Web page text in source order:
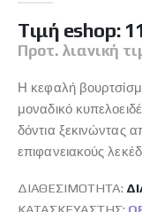
Tιμή eshop:
Προτ. λιανική
Η κεφαλή
μοναδικό
δόντια ξεκινώντας
επιφανειακούς
ΔΙΑΘΕΣΙΜΌΤΗΤΑ: